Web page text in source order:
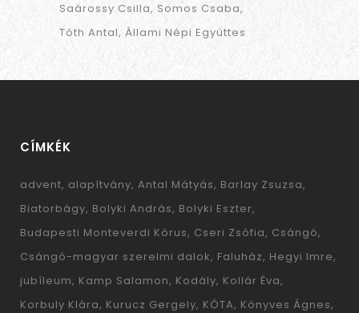
Saárossy Csilla Somos Csaba
Tóth Antal Állami Népi Együttes
CÍMKÉK
advent alapítvány Antal Mátyás Barlay Zsuzsa
Biatorbágy Bolyki András Bolyki Eszter
Budapesti Monteverdi Kórus Cseri Zsófia Csángó
Csángó-magyar szerelmi dalok Faluház Hegyi Imre
jubíleum Kamp Salamon Kodály Kollár Éva
Korbuly Klára Kurucz Gergely KÓTA Könyves Ágnes